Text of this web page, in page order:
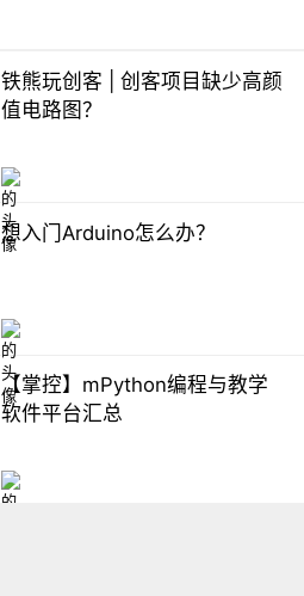
铁熊玩创客 | 创客项目缺少高颜
值电路图？
想入门Arduino怎么办？
【掌控】mPython编程与教学
软件平台汇总